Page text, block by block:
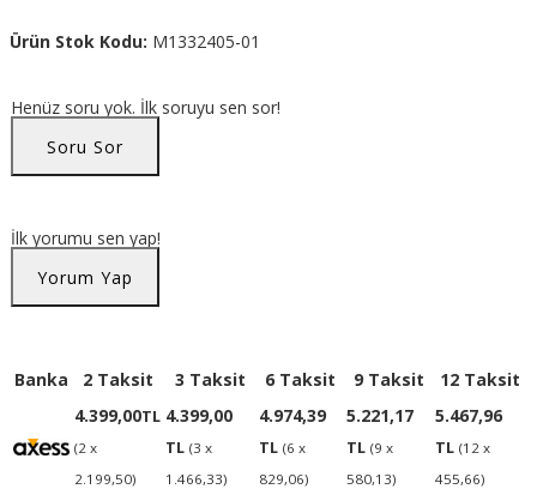
Ürün Stok Kodu: M1332405-01
Henüz soru yok. İlk soruyu sen sor!
Soru Sor
İlk yorumu sen yap!
Yorum Yap
Banka 2 Taksit 3 Taksit 6 Taksit 9 Taksit
12 Taksit
4.399,00TL
(2 x
2.199,50)
4.399,00
TL (3 x
1.466,33)
4.974,39
TL (6 x
829,06)
5.221,17
TL (9 x
580,13)
5.467,96
TL (12 x
455,66)